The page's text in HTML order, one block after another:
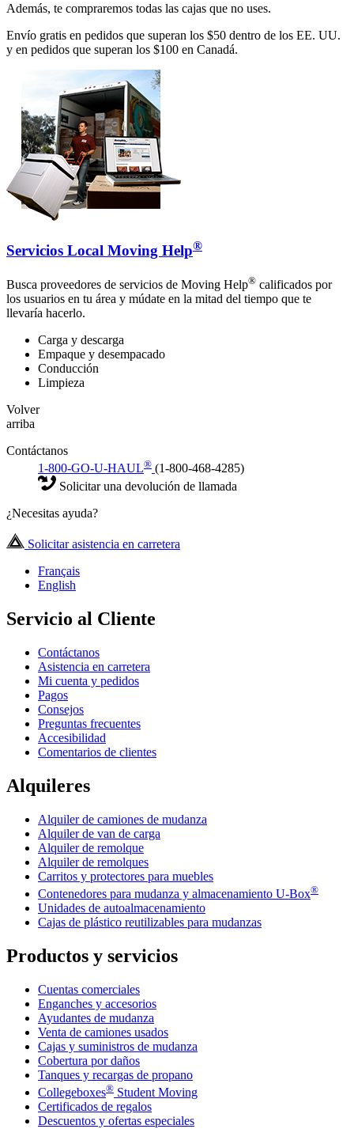
Además, te compraremos todas las cajas que no uses.
Envío gratis en pedidos que superan los $50 dentro de los EE. UU.
y en pedidos que superan los $100 en Canadá.
Servicios Local Moving Help®
Busca proveedores de servicios de Moving Help® calificados por
los usuarios en tu área y múdate en la mitad del tiempo que te
llevaría hacerlo.
Carga y descarga
Empaque y desempacado
Conducción
Limpieza
Volver
arriba
Contáctanos
1-800-GO-U-HAUL® (1-800-468-4285)
Solicitar una devolución de llamada
¿Necesitas ayuda?
Solicitar asistencia en carretera
Français
English
Servicio al Cliente
Contáctanos
Asistencia en carretera
Mi cuenta y pedidos
Pagos
Consejos
Preguntas frecuentes
Accesibilidad
Comentarios de clientes
Alquileres
Alquiler de camiones de mudanza
Alquiler de van de carga
Alquiler de remolque
Alquiler de remolques
Carritos y protectores para muebles
Contenedores para mudanza y almacenamiento U-Box®
Unidades de autoalmacenamiento
Cajas de plástico reutilizables para mudanzas
Productos y servicios
Cuentas comerciales
Enganches y accesorios
Ayudantes de mudanza
Venta de camiones usados
Cajas y suministros de mudanza
Cobertura por daños
Tanques y recargas de propano
Collegeboxes® Student Moving
Certificados de regalos
Descuentos y ofertas especiales